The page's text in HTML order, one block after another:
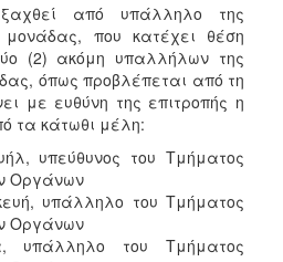
από υπάλληλο της
μονάδας, που κατέχει θέση
(2) ακόμη υπαλλήλων της
όπως προβλέπεται από τη
με ευθύνη της επιτροπής η
τα κάτωθι μέλη:
υπεύθυνος του Τμήματος
Οργάνων
υπάλληλο του Τμήματος
Οργάνων
υπάλληλο του Τμήματος